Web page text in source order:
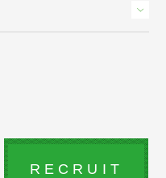
RECRUIT